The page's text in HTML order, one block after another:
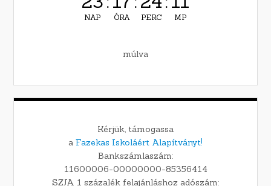
NAP ÓRA PERC MP
múlva
Kérjük, támogassa
a Fazekas Iskoláért Alapítványt!
Bankszámlaszám:
11600006-00000000-85356414
SZJA 1 százalék felajánláshoz adószám: